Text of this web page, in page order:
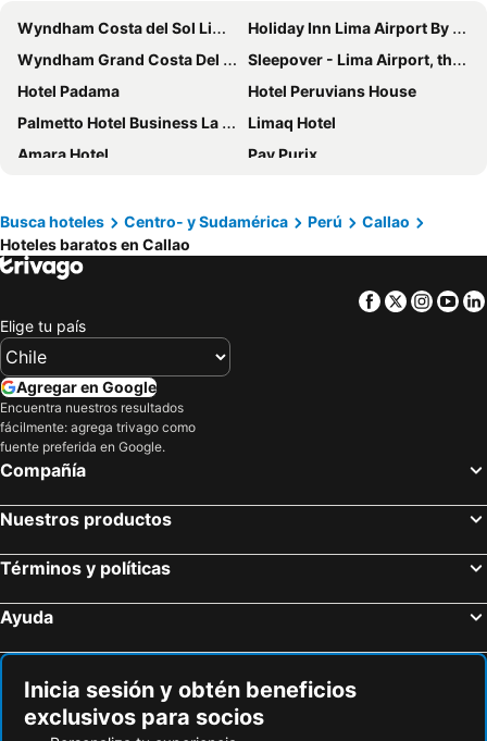
Wyndham Costa del Sol Lima Airport
Holiday Inn Lima Airport By Ihg
Wyndham Grand Costa Del Sol Lima Airport
Sleepover - Lima Airport, the only in-terminal sleep pods
Hotel Padama
Hotel Peruvians House
Palmetto Hotel Business La Perla
Limaq Hotel
Amara Hotel
Pay Purix
Busca hoteles
Centro- y Sudamérica Perú
Callao
Hoteles baratos en Callao
Facebook
Twitter
Elige tu país
Agregar en Google
Encuentra nuestros resultados
fácilmente: agrega trivago como
fuente preferida en Google.
Compañía
Nuestros productos
Términos y políticas
Ayuda
Inicia sesión y obtén beneficios
exclusivos para socios